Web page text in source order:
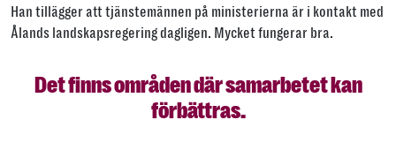
Han tillägger att tjänstemännen på ministerierna är i kontakt med
Ålands landskapsregering dagligen. Mycket fungerar bra.
Det finns områden där samarbetet kan
förbättras.